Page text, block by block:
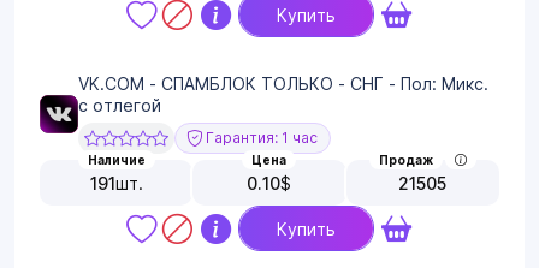
Купить
VK.COM - СПАМБЛОК ТОЛЬКО - СНГ - Пол: Микс.
с отлегой
Гарантия: 1 час
Наличие
191шт.
Цена
0.10$
Продаж
21505
Купить